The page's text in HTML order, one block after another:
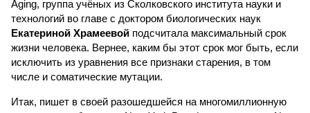
Aging, группа учёных из Сколковского института науки и
технологий во главе с доктором биологических наук
Екатериной Храмеевой подсчитала максимальный срок
жизни человека. Вернее, каким бы этот срок мог быть, если
исключить из уравнения все признаки старения, в том
числе и соматические мутации.
Итак, пишет в своей разошедшейся на многомиллионную